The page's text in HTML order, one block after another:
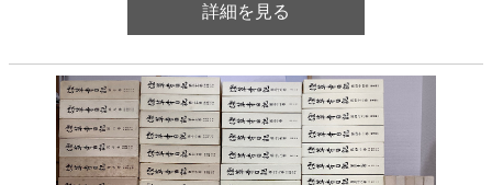
詳細を見る